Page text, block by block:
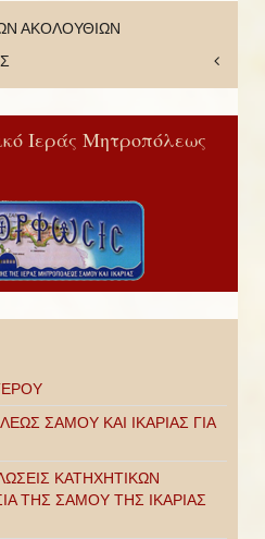
ΑΚΟΛΟΥΘΙΩΝ
Ιεράς Μητροπόλεως
ΣΑΜΟΥ ΚΑΙ ΙΚΑΡΙΑΣ ΓΙΑ
ΚΑΤΗΧΗΤΙΚΩΝ
ΤΗΣ ΣΑΜΟΥ ΤΗΣ ΙΚΑΡΙΑΣ